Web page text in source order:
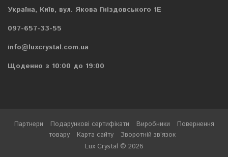
Україна, Київ, вул. Якова Гніздовського 1Е
097-657-33-55
info@luxcrystal.com.ua
Щоденно з 10:00 до 19:00
Партнери Подарункові сертифікати Виробники
Повернення
товару
Карта сайту
Зворотній зв’язок
Lux Crystal © 2026